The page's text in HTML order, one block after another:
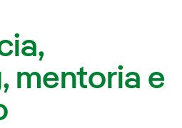
mentoria e